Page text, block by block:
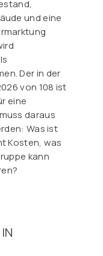
und eine
Der in der
von 108 ist
eine
daraus
Was ist
Kosten, was
kann